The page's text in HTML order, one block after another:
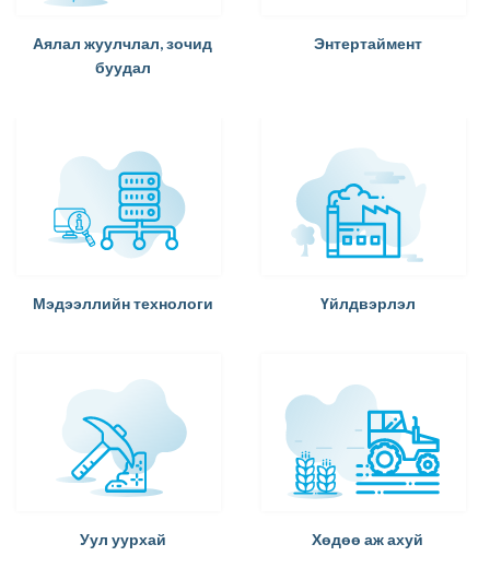
Аялал жуулчлал, зочид
буудал
Энтертаймент
Мэдээллийн технологи Үйлдвэрлэл
Уул уурхай Хөдөө аж ахуй